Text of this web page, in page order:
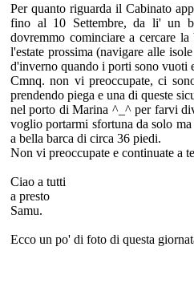
Per quanto riguarda il Cabinato
fino al 10 Settembre, da li' un
dovremmo cominciare a cercare
l'estate prossima (navigare alle
d'inverno quando i porti sono vuoti
Cmnq. non vi preoccupate, ci
prendendo piega e una di queste
nel porto di Marina ^_^ per farvi
voglio portarmi sfortuna da solo
a bella barca di circa 36 piedi.
Non vi preoccupate e continuate a
Ciao a tutti
a presto
Samu.
Ecco un po' di foto di questa